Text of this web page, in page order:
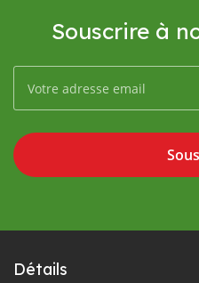
Souscrire à
Détails